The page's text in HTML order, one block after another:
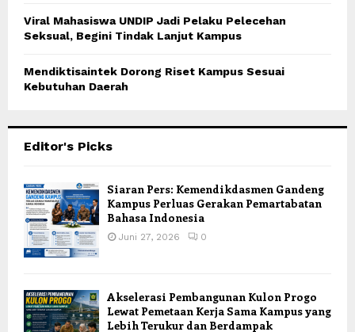
Viral Mahasiswa UNDIP Jadi Pelaku Pelecehan
Seksual, Begini Tindak Lanjut Kampus
Mendiktisaintek Dorong Riset Kampus Sesuai
Kebutuhan Daerah
Editor's Picks
Siaran Pers: Kemendikdasmen Gandeng
Kampus Perluas Gerakan Pemartabatan
Bahasa Indonesia
Juni 27, 2026 0
Akselerasi Pembangunan Kulon Progo
Lewat Pemetaan Kerja Sama Kampus yang
Lebih Terukur dan Berdampak